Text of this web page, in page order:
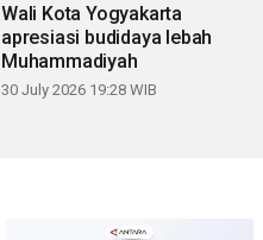
Wali Kota Yogyakarta
apresiasi budidaya lebah
Muhammadiyah
30 July 2026 19:28 WIB